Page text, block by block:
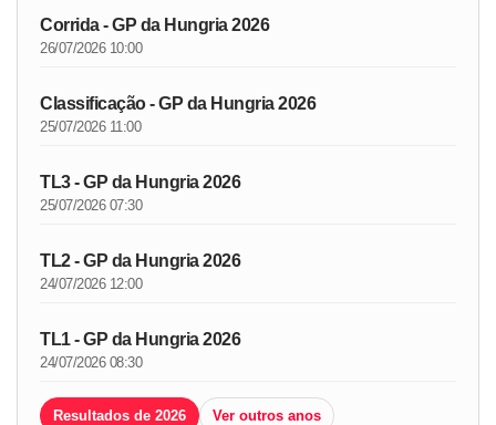
Corrida - GP da Hungria 2026
26/07/2026 10:00
Classificação - GP da Hungria 2026
25/07/2026 11:00
TL3 - GP da Hungria 2026
25/07/2026 07:30
TL2 - GP da Hungria 2026
24/07/2026 12:00
TL1 - GP da Hungria 2026
24/07/2026 08:30
Resultados de 2026 Ver outros anos